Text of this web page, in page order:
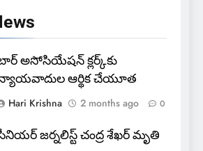
అసోసియేషన్ క్లర్క్‌కు
ఆర్థిక చేయూత
Hari Krishna
2 months ago 0
జర్నలిస్ట్ చంద్ర శేఖర్ మృతి
అవినీతి నిరోధక శాఖ అధికారుల
వలలో చిక్కిన ఎక్సైజ్ సీఐ
JUST UPDATED